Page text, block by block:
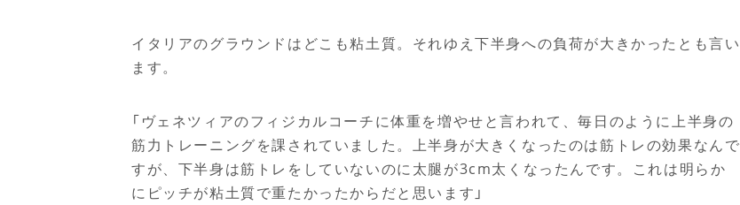
イタリアのグラウンドはどこも粘土質。それゆえ下半身への負荷が大きかったとも言い
ます。
「ヴェネツィアのフィジカルコーチに体重を増やせと言われて、毎日のように上半身の
筋力トレーニングを課されていました。上半身が大きくなったのは筋トレの効果なんで
すが、下半身は筋トレをしていないのに太腿が3cm太くなったんです。これは明らか
にピッチが粘土質で重たかったからだと思います」